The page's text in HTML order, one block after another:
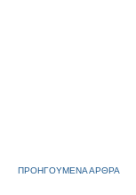
ΠΡΟΗΓΟΥΜΕΝΑ ΑΡΘΡΑ